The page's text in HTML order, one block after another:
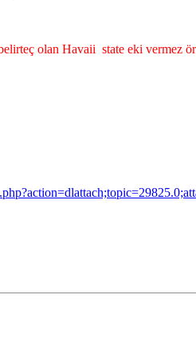
olan Havaii state eki vermez